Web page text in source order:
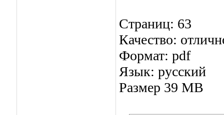
Страниц: 63
Качество:
Формат: pdf
Язык: русский
Размер 39 MB